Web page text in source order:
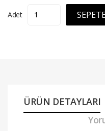
Adet
ÜRÜN DETAYLARI